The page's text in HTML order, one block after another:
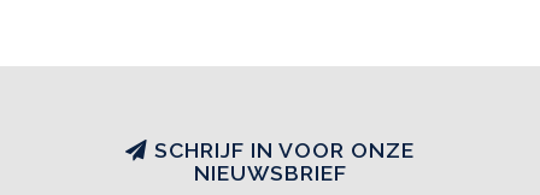
SCHRIJF IN VOOR ONZE
NIEUWSBRIEF